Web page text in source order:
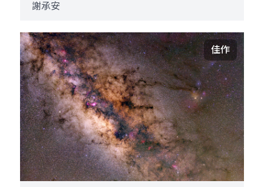
謝承安
佳作